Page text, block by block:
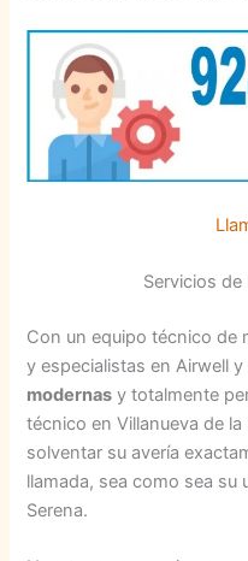
Servicios de
Con un equipo técnico de
y especialistas en Airwell y
modernas y totalmente
técnico en Villanueva de
solventar su avería
llamada, sea como sea su
Serena.